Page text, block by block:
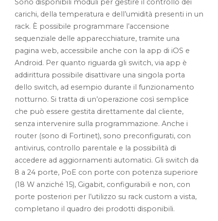
Sono disponibili moduli per gestire il controllo dei
carichi, della temperatura e dell’umidità presenti in un
rack. È possibile programmare l’accensione
sequenziale delle apparecchiature, tramite una
pagina web, accessibile anche con la app di iOS e
Android. Per quanto riguarda gli switch, via app è
addirittura possibile disattivare una singola porta
dello switch, ad esempio durante il funzionamento
notturno. Si tratta di un’operazione così semplice
che può essere gestita direttamente dal cliente,
senza intervenire sulla programmazione. Anche i
router (sono di Fortinet), sono preconfigurati, con
antivirus, controllo parentale e la possibilità di
accedere ad aggiornamenti automatici. Gli switch da
8 a 24 porte, PoE con porte con potenza superiore
(18 W anziché 15), Gigabit, configurabili e non, con
porte posteriori per l’utilizzo su rack custom a vista,
completano il quadro dei prodotti disponibili.